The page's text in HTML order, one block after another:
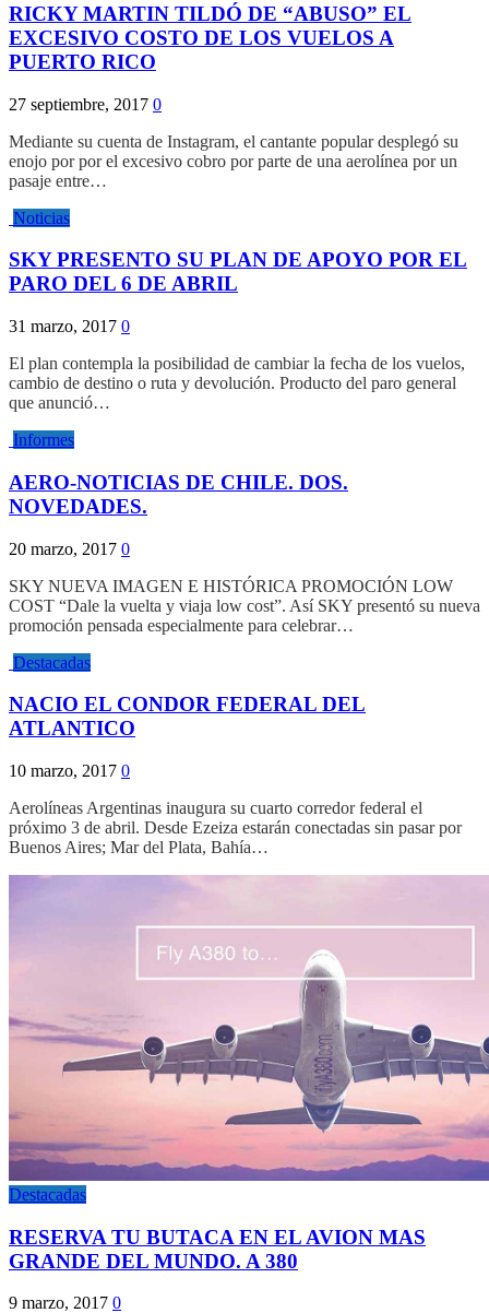
RICKY MARTIN TILDÓ DE “ABUSO” EL
EXCESIVO COSTO DE LOS VUELOS A
PUERTO RICO
27 septiembre, 2017 0
Mediante su cuenta de Instagram, el cantante popular desplegó su
enojo por por el excesivo cobro por parte de una aerolínea por un
pasaje entre…
Noticias
SKY PRESENTO SU PLAN DE APOYO POR EL
PARO DEL 6 DE ABRIL
31 marzo, 2017 0
El plan contempla la posibilidad de cambiar la fecha de los vuelos,
cambio de destino o ruta y devolución. Producto del paro general
que anunció…
Informes
AERO-NOTICIAS DE CHILE. DOS.
NOVEDADES.
20 marzo, 2017 0
SKY NUEVA IMAGEN E HISTÓRICA PROMOCIÓN LOW
COST “Dale la vuelta y viaja low cost”. Así SKY presentó su nueva
promoción pensada especialmente para celebrar…
Destacadas
NACIO EL CONDOR FEDERAL DEL
ATLANTICO
10 marzo, 2017 0
Aerolíneas Argentinas inaugura su cuarto corredor federal el
próximo 3 de abril. Desde Ezeiza estarán conectadas sin pasar por
Buenos Aires; Mar del Plata, Bahía…
Destacadas
RESERVA TU BUTACA EN EL AVION MAS
GRANDE DEL MUNDO. A 380
9 marzo, 2017 0